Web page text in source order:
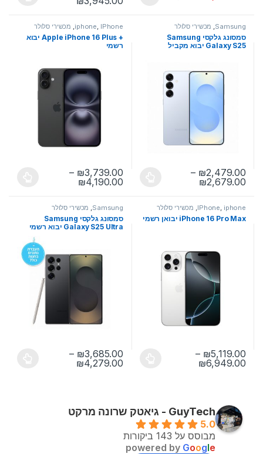
Samsung
, מכשירי סלולר
סמסונג גלקסי Samsung
Galaxy S25 יבוא מקביל
₪2,479.00
–
₪2,679.00 טווח מחירים: ⁦₪2,479.00⁩ עד ⁦₪2,679.00⁩
למוצר זה יש מספר סוגים. ניתן לבחור את האפשרויות בעמוד המוצר
iphone, IPhone
, מכשירי סלולר
+ Apple iPhone 16 Plus יבוא
רשמי
₪3,739.00
–
₪4,190.00 טווח מחירים: ⁦₪3,739.00⁩ עד ⁦₪4,190.00⁩
למוצר זה יש מספר סוגים. ניתן
IPhone, iphone
, מכשירי סלולר
iPhone 16 Pro Max יבואן רשמי
₪5,119.00
–
₪6,949.00 טווח מחירים: ⁦₪5,119.00⁩ עד ⁦₪6,949.00⁩
למוצר זה יש מספר סוגים. ניתן לבחור את האפשרויות בעמוד המוצר
Samsung
, מכשירי סלולר
סמסונג גלקסי Samsung
Galaxy S25 Ultra יבוא רשמי
₪3,685.00
–
₪4,279.00 טווח מחירים: ⁦₪3,685.00⁩ עד ⁦₪4,279.00⁩
למוצר זה יש מספר סוגים. ניתן
GuyTech - גיאטק שרונה מרקט
5.0
מבוסס על 143 ביקורות
powered by Google